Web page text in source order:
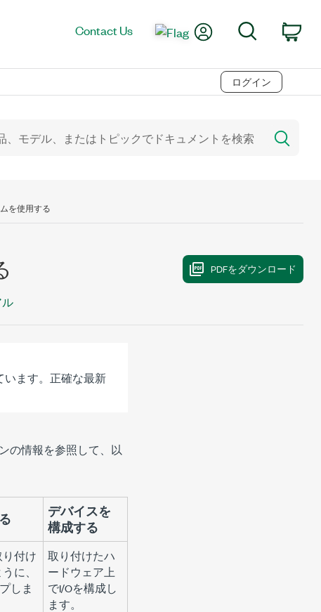
Contact Us My AccountSearch
ログイン
を使用する
います。正確な最新
の情報を参照して、以
デバイスを
構成する
付け
に、
しま
取り付けたハ
ードウェア上
でI/Oを構成し
ます。